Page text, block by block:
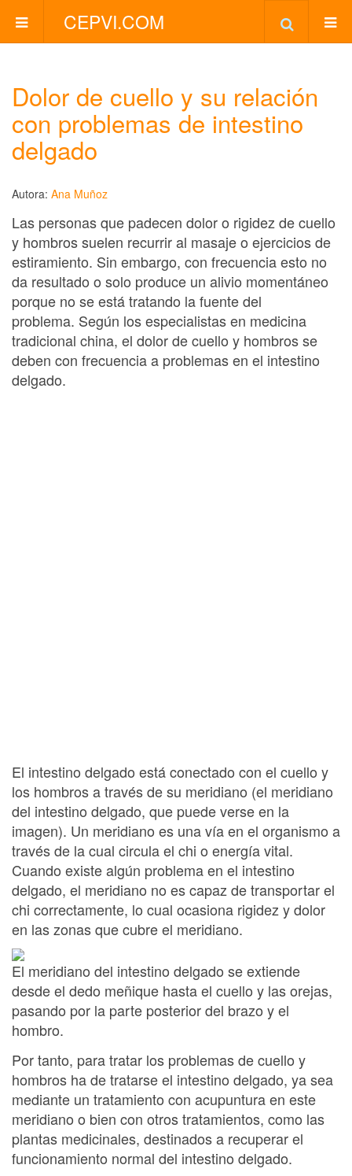
CEPVI.COM
Dolor de cuello y su relación
con problemas de intestino
delgado
Autora: Ana Muñoz
Las personas que padecen dolor o rigidez de cuello
y hombros suelen recurrir al masaje o ejercicios de
estiramiento. Sin embargo, con frecuencia esto no
da resultado o solo produce un alivio momentáneo
porque no se está tratando la fuente del
problema. Según los especialistas en medicina
tradicional china, el dolor de cuello y hombros se
deben con frecuencia a problemas en el intestino
delgado.
El intestino delgado está conectado con el cuello y
los hombros a través de su meridiano (el meridiano
del intestino delgado, que puede verse en la
imagen). Un meridiano es una vía en el organismo a
través de la cual circula el chi o energía vital.
Cuando existe algún problema en el intestino
delgado, el meridiano no es capaz de transportar el
chi correctamente, lo cual ocasiona rigidez y dolor
en las zonas que cubre el meridiano.
El meridiano del intestino delgado se extiende
desde el dedo meñique hasta el cuello y las orejas,
pasando por la parte posterior del brazo y el
hombro.
Por tanto, para tratar los problemas de cuello y
hombros ha de tratarse el intestino delgado, ya sea
mediante un tratamiento con acupuntura en este
meridiano o bien con otros tratamientos, como las
plantas medicinales, destinados a recuperar el
funcionamiento normal del intestino delgado.